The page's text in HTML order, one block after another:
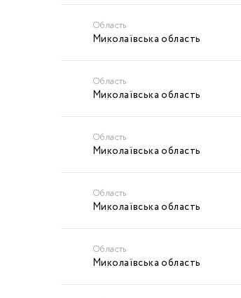
Область
Миколаївська область
Область
Миколаївська область
Область
Миколаївська область
Область
Миколаївська область
Область
Миколаївська область